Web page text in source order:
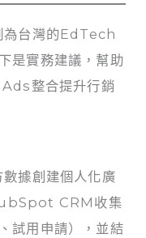
台灣的EdTech
是實務建議，幫助
整合提升行銷
據創建個人化廣
CRM收集
試用申請），並結